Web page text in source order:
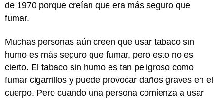
de 1970 porque creían que era más seguro que
fumar.
Muchas personas aún creen que usar tabaco sin
humo es más seguro que fumar, pero esto no es
cierto. El tabaco sin humo es tan peligroso como
fumar cigarrillos y puede provocar daños graves en el
cuerpo. Pero cuando una persona comienza a usar